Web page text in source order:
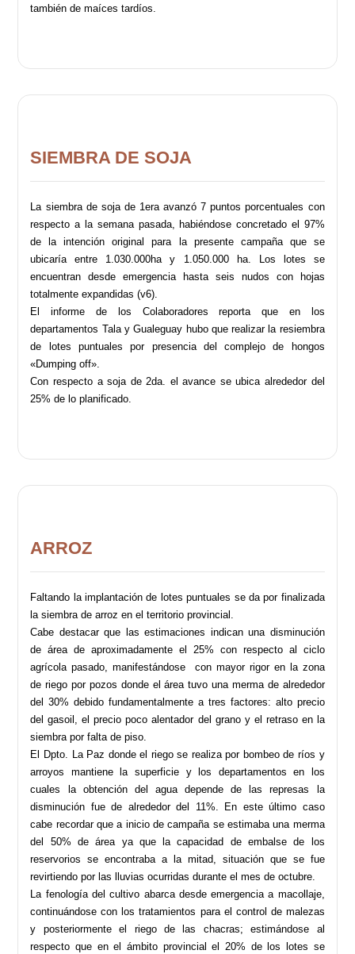
también de maíces tardíos.
SIEMBRA DE SOJA
La siembra de soja de 1era avanzó 7 puntos porcentuales con
respecto a la semana pasada, habiéndose concretado el 97%
de la intención original para la presente campaña que se
ubicaría entre 1.030.000ha y 1.050.000 ha. Los lotes se
encuentran desde emergencia hasta seis nudos con hojas
totalmente expandidas (v6).
El informe de los Colaboradores reporta que en los
departamentos Tala y Gualeguay hubo que realizar la resiembra
de lotes puntuales por presencia del complejo de hongos
«Dumping off».
Con respecto a soja de 2da. el avance se ubica alrededor del
25% de lo planificado.
ARROZ
Faltando la implantación de lotes puntuales se da por finalizada
la siembra de arroz en el territorio provincial.
Cabe destacar que las estimaciones indican una disminución
de área de aproximadamente el 25% con respecto al ciclo
agrícola pasado, manifestándose con mayor rigor en la zona
de riego por pozos donde el área tuvo una merma de alrededor
del 30% debido fundamentalmente a tres factores: alto precio
del gasoil, el precio poco alentador del grano y el retraso en la
siembra por falta de piso.
El Dpto. La Paz donde el riego se realiza por bombeo de ríos y
arroyos mantiene la superficie y los departamentos en los
cuales la obtención del agua depende de las represas la
disminución fue de alrededor del 11%. En este último caso
cabe recordar que a inicio de campaña se estimaba una merma
del 50% de área ya que la capacidad de embalse de los
reservorios se encontraba a la mitad, situación que se fue
revirtiendo por las lluvias ocurridas durante el mes de octubre.
La fenología del cultivo abarca desde emergencia a macollaje,
continuándose con los tratamientos para el control de malezas
y posteriormente el riego de las chacras; estimándose al
respecto que en el ámbito provincial el 20% de los lotes se